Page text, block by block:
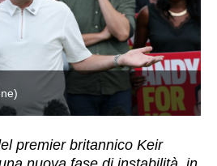
premier britannico Keir